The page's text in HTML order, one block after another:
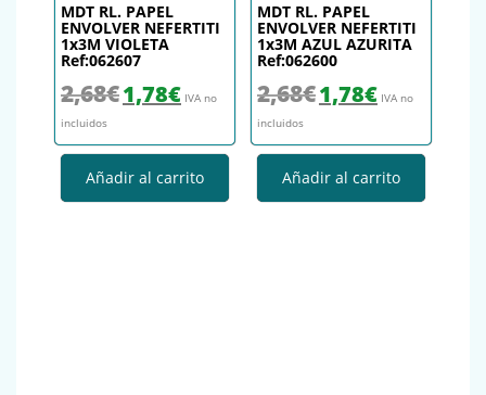
MDT RL. PAPEL
ENVOLVER NEFERTITI
1x3M VIOLETA
Ref:062607
2,68€ El precio original era: 2,68€.
1,78€El precio actual es: 1,78€.
IVA no
incluidos
Añadir al carrito
MDT RL. PAPEL
ENVOLVER NEFERTITI
1x3M AZUL AZURITA
Ref:062600
2,68€ El precio original era: 2,68€.
1,78€El precio actual
IVA no
incluidos
Añadir al carrito